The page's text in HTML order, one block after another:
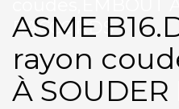
RACCORDS
ASME
rayon
À SOUDER